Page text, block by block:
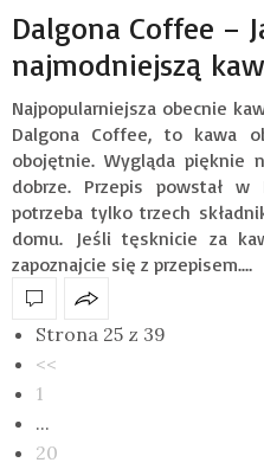
Dalgona Coffee –
najmodniejszą
Najpopularniejsza obecnie
Dalgona Coffee, to kawa
obojętnie. Wygląda pięknie
dobrze. Przepis powstał
potrzeba tylko trzech
domu. Jeśli tęsknicie za
zapoznajcie się z przepisem.…
Strona 25 z 39
<<
1
...
20